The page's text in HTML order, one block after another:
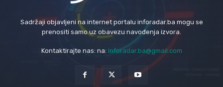
Sadržaji objavljeni na internet portalu inforadar.ba mogu se
prenositi samo uz obavezu navođenja izvora.
Kontaktirajte nas: na: inforadar.ba@gmail.com